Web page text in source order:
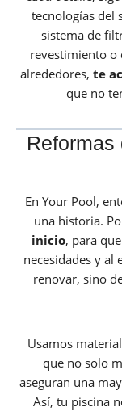
tecnologías del
sistema de
revestimiento o
alrededores, te
que no
En Your Pool,
una historia.
inicio, para
necesidades y al
renovar, sino
Usamos
que no solo
aseguran una
Así, tu piscina